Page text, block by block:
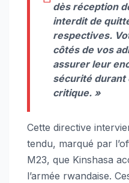
dès réception
interdit de
respectives.
côtés de vos
assurer leur
sécurité durant
critique. »
Cette directive
tendu, marqué par
M23, que Kinshasa
l’armée rwandaise.